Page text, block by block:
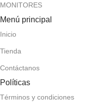
MONITORES
Menú principal
Inicio
Tienda
Contáctanos
Políticas
Términos y condiciones